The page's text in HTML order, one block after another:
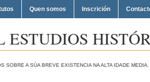
Quen somos Inscrición
SOBRE A SÚA BREVE EXISTENCIA NA ALTA IDADE MEDIA.